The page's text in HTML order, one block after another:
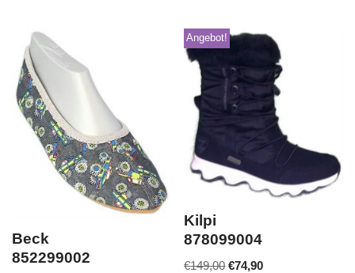
Beck
852299002
Angebot!
Kilpi
878099004
€149,00 €74,90